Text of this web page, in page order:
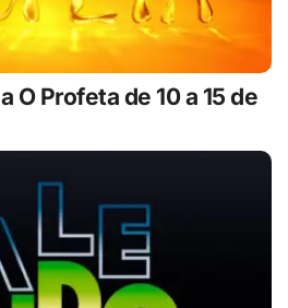
O Profeta de 10 a 15 de